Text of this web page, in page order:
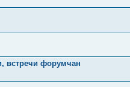
встречи форумчан